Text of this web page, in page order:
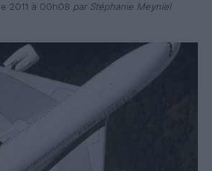
2011 à 00h08 par Stéphanie Meyniel